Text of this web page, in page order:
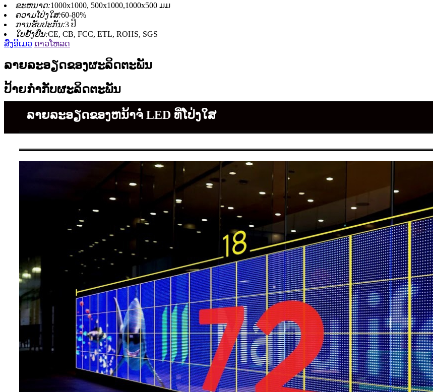
ຂະຫນາດ:1000x1000, 500x1000,1000x500 ມມ
ຄວາມໂປ່ງໃສ:60-80%
ການຮັບປະກັນ:3 ປີ
ໃບຢັ້ງຢືນ:CE, CB, FCC, ETL, ROHS, SGS
ສົ່ງອີເມວ ດາວໂຫລດ
ລາຍລະອຽດຂອງຜະລິດຕະພັນ
ປ້າຍກໍາກັບຜະລິດຕະພັນ
ລາຍລະອຽດຂອງຫນ້າຈໍ LED ທີ່ໂປ່ງໃສ